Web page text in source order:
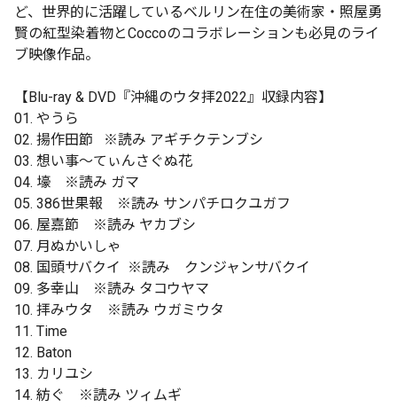
ど、世界的に活躍しているベルリン在住の美術家・照屋勇
賢の紅型染着物とCoccoのコラボレーションも必見のライ
ブ映像作品。
【Blu-ray & DVD『沖縄のウタ拝2022』収録内容】
01. やうら
02. 揚作田節 ※読み アギチクテンブシ
03. 想い事〜てぃんさぐぬ花
04. 壕 ※読み ガマ
05. 386世果報 ※読み サンパチロクユガフ
06. 屋嘉節 ※読み ヤカブシ
07. 月ぬかいしゃ
08. 国頭サバクイ ※読み クンジャンサバクイ
09. 多幸山 ※読み タコウヤマ
10. 拝みウタ ※読み ウガミウタ
11. Time
12. Baton
13. カリユシ
14. 紡ぐ ※読み ツィムギ